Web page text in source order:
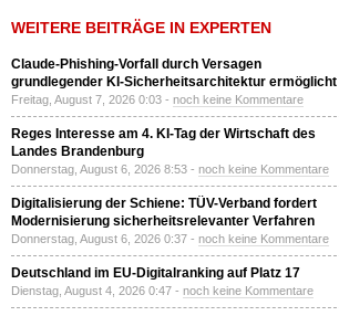
WEITERE BEITRÄGE IN EXPERTEN
Claude-Phishing-Vorfall durch Versagen
grundlegender KI-Sicherheitsarchitektur ermöglicht
Freitag, August 7, 2026 0:03 - noch keine Kommentare
Reges Interesse am 4. KI-Tag der Wirtschaft des
Landes Brandenburg
Donnerstag, August 6, 2026 8:53 - noch keine Kommentare
Digitalisierung der Schiene: TÜV-Verband fordert
Modernisierung sicherheitsrelevanter Verfahren
Donnerstag, August 6, 2026 0:37 - noch keine Kommentare
Deutschland im EU-Digitalranking auf Platz 17
Dienstag, August 4, 2026 0:47 - noch keine Kommentare